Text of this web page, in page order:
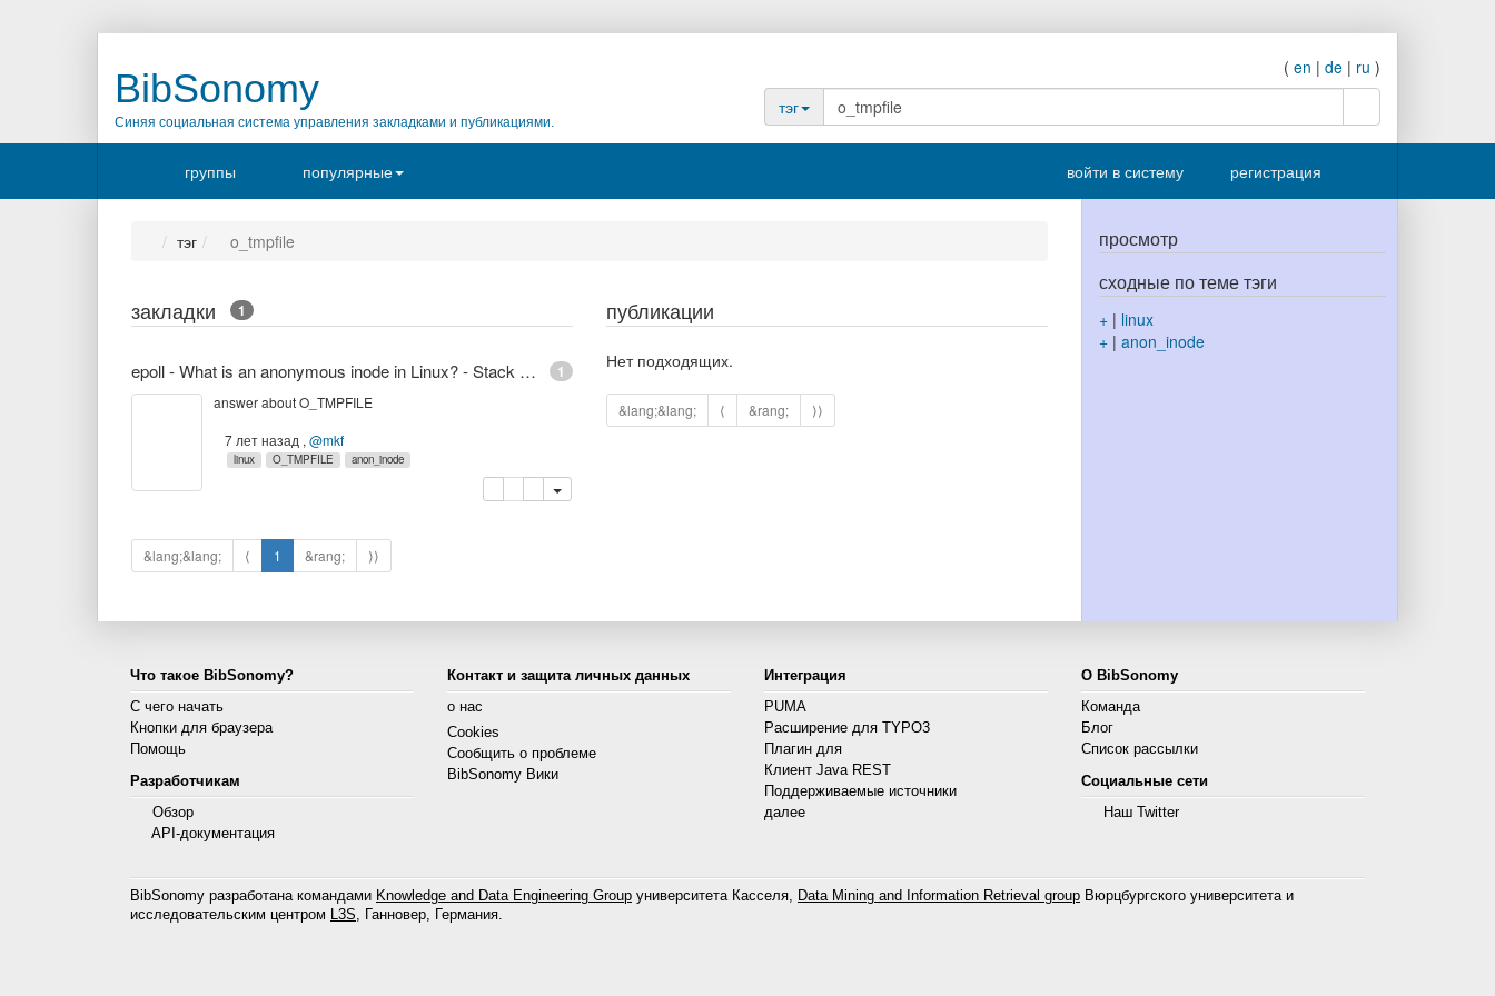
BibSonomy
Синяя социальная система управления закладками и публикациями.
( en | de | ru )
тэг
группы популярные войти в систему регистрация
тэг o_tmpfile
закладки 1
1
epoll - What is an anonymous inode in Linux? - Stack Overflow
answer about O_TMPFILE
7 лет назад ,@mkf
linux O_TMPFILE anon_inode
копировать
удалить
&lang;&lang; ⟨ 1 &rang; ⟩⟩
публикации
Нет подходящих.
&lang;&lang; ⟨ &rang; ⟩⟩
просмотр
сходные по теме тэги
+| linux
+| anon_inode
Что такое BibSonomy?
С чего начать
Кнопки для браузера
Помощь
Разработчикам
Обзор
API-документация
Контакт и защита личных данных
о нас
Cookies
Сообщить о проблеме
BibSonomy Вики
Интеграция
PUMA
Расширение для TYPO3
Плагин для
Клиент Java REST
Поддерживаемые источники
далее
О BibSonomy
Команда
Блог
Список рассылки
Социальные сети
Наш Twitter
BibSonomy разработана командами Knowledge and Data Engineering Group университета Касселя, Data Mining and Information Retrieval group Вюрцбургского университета и
исследовательским центром L3S, Ганновер, Германия.